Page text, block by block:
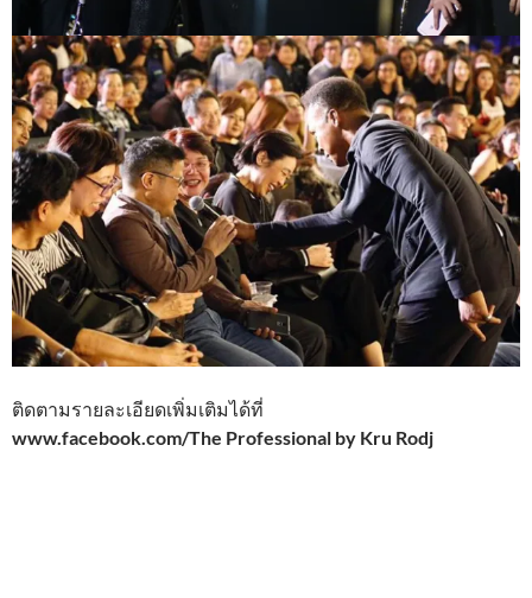
ติดตามรายละเอียดเพิ่มเติมได้ที่
www.facebook.com/The Professional by Kru Rodj